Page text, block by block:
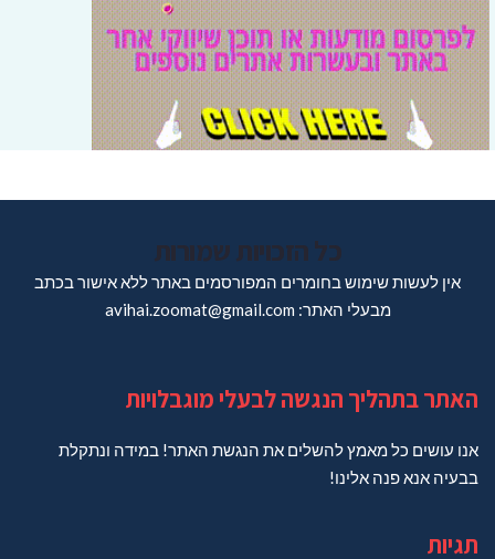
כל הזכויות שמורות
אין לעשות שימוש בחומרים המפורסמים באתר ללא אישור בכתב
מבעלי האתר: avihai.zoomat@gmail.com
האתר בתהליך הנגשה לבעלי מוגבלויות
אנו עושים כל מאמץ להשלים את הנגשת האתר! במידה ונתקלת
בבעיה אנא פנה אלינו!
תגיות